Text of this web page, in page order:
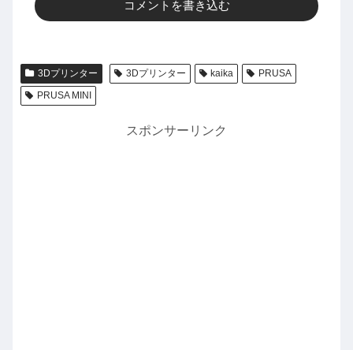
コメントを書き込む
3Dプリンター 3Dプリンター kaika
PRUSA
PRUSA MINI
スポンサーリンク